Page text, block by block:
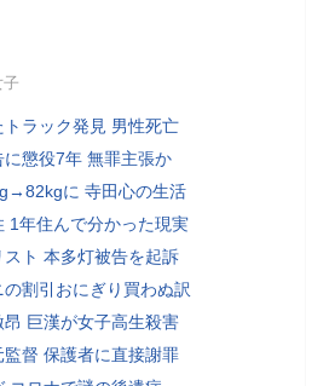
子
トラック発見 男性死亡
に懲役7年 無罪主張か
に 寺田心の生活
1年住んで分かった現実
スト 本多灯被告を起訴
の割引おにぎり買わぬ訳
昂 巨漢が女子高生殺害
監督 保護者に直接謝罪